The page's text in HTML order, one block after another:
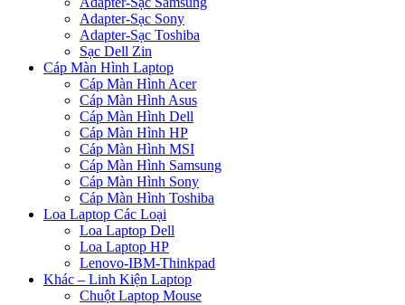
Adapter-Sạc Sony
Adapter-Sạc Toshiba
Sạc Dell Zin
Cáp Màn Hình Laptop
Cáp Màn Hình Acer
Cáp Màn Hình Asus
Cáp Màn Hình Dell
Cáp Màn Hình HP
Cáp Màn Hình MSI
Cáp Màn Hình Samsung
Cáp Màn Hình Sony
Cáp Màn Hình Toshiba
Loa Laptop Các Loại
Loa Laptop Dell
Loa Laptop HP
Lenovo-IBM-Thinkpad
Khác – Linh Kiện Laptop
Chuột Laptop Mouse